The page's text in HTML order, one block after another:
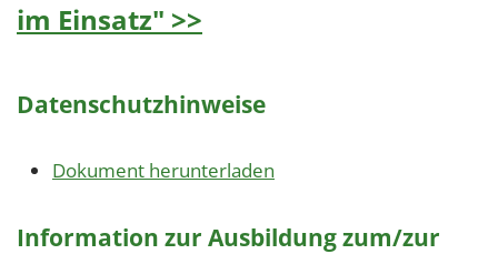
im Einsatz" >>
Datenschutzhinweise
Dokument herunterladen
Information zur Ausbildung zum/zur